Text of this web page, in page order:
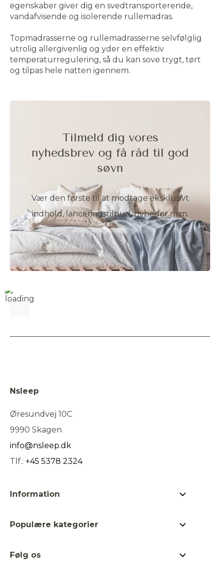
egenskaber giver dig en svedtransporterende,
vandafvisende og isolerende rullemadras.
Topmadrasserne og rullemadrasserne selvfølglig
utrolig allergivenlig og yder en effektiv
temperaturregulering, så du kan sove trygt, tørt
og tilpas hele natten igennem.
Tilmeld dig vores
nyhedsbrev og få råd til god
søvn
Vær den første til at modtage eksklusivt
indhold, lanceringstilbud, nyheder m.m.
Nsleep
Øresundvej 10C
9990 Skagen
info@nsleep.dk
Tlf.: +45 5378 2324
Information
Populære kategorier
Følg os